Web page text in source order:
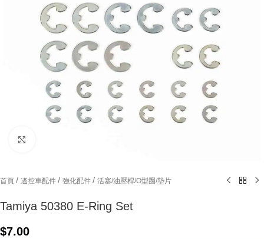
首頁 / 遙控車配件 / 強化配件 / 活塞/油壓桿/O型圈/墊片
Tamiya 50380 E-Ring Set
$7.00